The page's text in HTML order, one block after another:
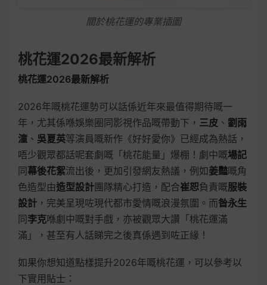
關於桃花運的專業插圖
桃花運2026最新解析
桃花運2026最新解析
2026年嘅桃花運勢可以話係近年來最值得期待嘅一
年，尤其係喺娛樂圈同影視作品嘅帶動下， 三皮 、 劉雨
潼 、 吳夏英等演員嘅新作《好好愛你》已經成為熱話，
唔少觀眾都話呢套劇嘅「桃花能量」爆棚！劇中嘅場記
同幕後花絮流出後，更加引發網友熱議，例如姜豔嘅角
色造型由造型設計團隊精心打造，配合崔恕負責嘅服裝
設計 ，完美呈現咗現代都市愛情嘅浪漫氛圍。而昝永生
同李克喺劇中嘅對手戲，亦被觀眾大讚「桃花運滿
滿」，甚至有人話睇完之後真係遇到咗正緣！
如果你想知道點樣提升2026年嘅桃花運，可以參考以
下實用貼士：